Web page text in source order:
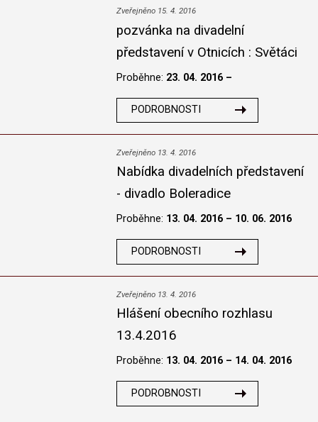
Zveřejněno 15. 4. 2016
pozvánka na divadelní
představení v Otnicích : Světáci
Proběhne: 23. 04. 2016 –
PODROBNOSTI
Zveřejněno 13. 4. 2016
Nabídka divadelních představení
- divadlo Boleradice
Proběhne: 13. 04. 2016 – 10. 06. 2016
PODROBNOSTI
Zveřejněno 13. 4. 2016
Hlášení obecního rozhlasu
13.4.2016
Proběhne: 13. 04. 2016 – 14. 04. 2016
PODROBNOSTI